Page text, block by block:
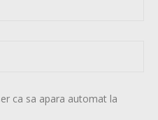
ca sa apara automat la